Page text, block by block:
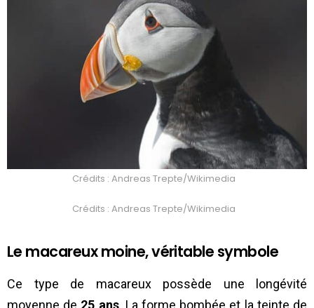
Crédits : Andreas Trepte/Wikimedia
Crédits : Andreas Trepte/Wikimedia
Le macareux moine, véritable symbole
Ce type de macareux possède une longévité